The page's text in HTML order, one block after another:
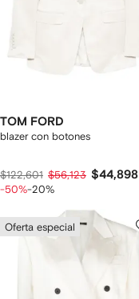
TOM FORD
blazer con botones
$122,601 $56,123 $44,898
-50%-20%
Oferta especial